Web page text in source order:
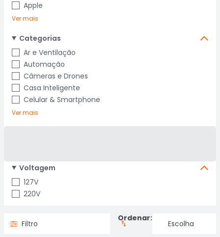
Apple
Ver mais
Categorias
Ar e Ventilação
Automação
Câmeras e Drones
Casa Inteligente
Celular & Smartphone
Ver mais
Voltagem
127V
220V
Filtro
Ordenar: